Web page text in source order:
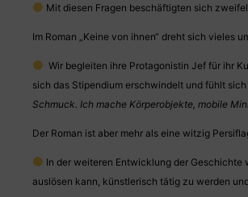
Mit diesen Fragen beschäftigten sich
Im Roman „Keine von ihnen“ dreht sich vieles
Wir begleiten ihre Protagonistin Jef für ihr
sich das Stipendium erschwindelt und fühlt
Schmuck. Ich mache Körperobjekte, mobile
Der Roman ist aber mehr als eine witzig
In der weiteren Entwicklung der Geschichte
auslösen kann, künstlerisch tätig zu werden